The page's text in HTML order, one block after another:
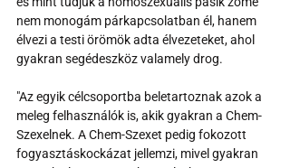
nem monogám párkapcsolatban él, hanem
élvezi a testi örömök adta élvezeteket, ahol
gyakran segédeszköz valamely drog.
"Az egyik célcsoportba beletartoznak azok a
meleg felhasználók is, akik gyakran a Chem-
Szexelnek. A Chem-Szexet pedig fokozott
fogyasztáskockázat jellemzi, mivel gyakran